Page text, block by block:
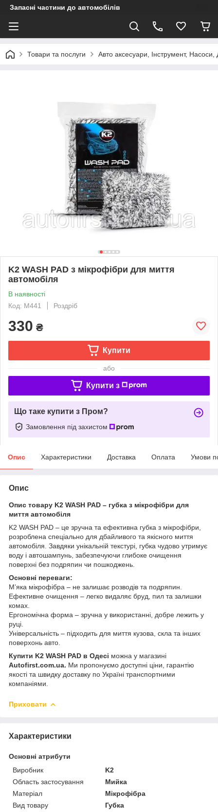
Запасні частини до автомобілів
Товари та послуги Авто аксесуари, Інструмент, Насоси,
K2 WASH PAD з мікрофібри для миття
автомобіля
В наявності
Код: M441
Роздріб
330 ₴
Купити
або
Купити з
Що таке купити з Пром?
Замовлення під захистом
Опис Характеристики Доставка Оплата Умови
Опис
Опис товару K2 WASH PAD – губка з мікрофібри для
миття автомобіля
K2 WASH PAD – це зручна та ефективна губка з мікрофібри,
розроблена спеціально для дбайливого та якісного миття
автомобіля. Завдяки унікальній текстурі, губка чудово утримує
воду і автошампунь, забезпечуючи глибоке очищення
поверхні без подряпин чи пошкоджень.
Основні переваги:
М’яка мікрофібра – не залишає розводів та подряпин.
Ефективне очищення – легко видаляє бруд, пил та залишки
комах.
Ергономічна форма – зручна у використанні, добре лежить у
руці.
Універсальність – підходить для миття кузова, скла та інших
поверхонь авто.
Купити K2 WASH PAD в Одесі можна у магазині
Autofirst.com.ua. Ми пропонуємо доступні ціни, гарантію
якості та швидку доставку по Україні транспортними
компаніями.
Приховати
Характеристики
Основні атрибути
Виробник
K2
Область застосування
Мийка
Матеріал
Мікрофібра
Вид товару
Губка